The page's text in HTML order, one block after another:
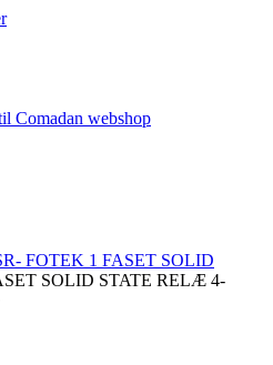
Comadan webshop
FOTEK 1 FASET SOLID
SOLID STATE RELÆ 4-